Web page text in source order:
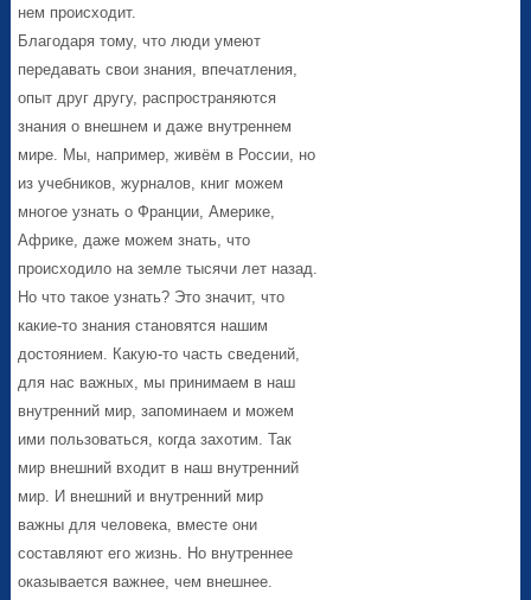
нем происходит.
Благодаря тому, что люди умеют
передавать свои знания, впечатления,
опыт друг другу, распространяются
знания о внешнем и даже внутреннем
мире. Мы, например, живём в России, но
из учебников, журналов, книг можем
многое узнать о Франции, Америке,
Африке, даже можем знать, что
происходило на земле тысячи лет назад.
Но что такое узнать? Это значит, что
какие-то знания становятся нашим
достоянием. Какую-то часть сведений,
для нас важных, мы принимаем в наш
внутренний мир, запоминаем и можем
ими пользоваться, когда захотим. Так
мир внешний входит в наш внутренний
мир. И внешний и внутренний мир
важны для человека, вместе они
составляют его жизнь. Но внутреннее
оказывается важнее, чем внешнее.